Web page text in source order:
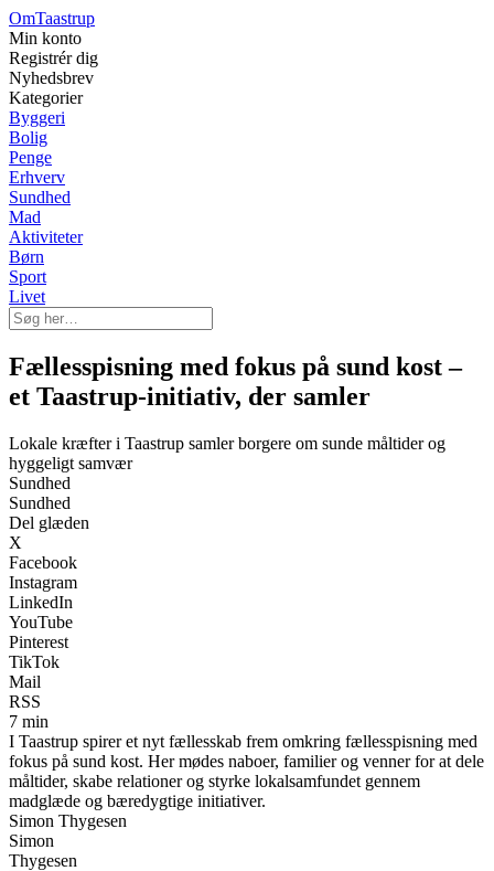
OmTaastrup
Min konto
Registrér dig
Nyhedsbrev
Kategorier
Byggeri
Bolig
Penge
Erhverv
Sundhed
Mad
Aktiviteter
Børn
Sport
Livet
Fællesspisning med fokus på sund kost –
et Taastrup-initiativ, der samler
Lokale kræfter i Taastrup samler borgere om sunde måltider og
hyggeligt samvær
Sundhed
Sundhed
Del glæden
X
Facebook
Instagram
LinkedIn
YouTube
Pinterest
TikTok
Mail
RSS
7 min
I Taastrup spirer et nyt fællesskab frem omkring fællesspisning med
fokus på sund kost. Her mødes naboer, familier og venner for at dele
måltider, skabe relationer og styrke lokalsamfundet gennem
madglæde og bæredygtige initiativer.
Simon Thygesen
Simon
Thygesen